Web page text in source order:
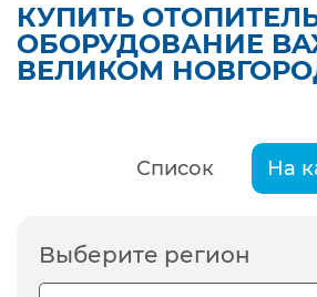
КУПИТЬ
ОБОРУДОВАНИЕ
ВЕЛИКОМ
Список На
Выберите регион